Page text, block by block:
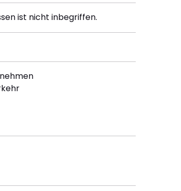
ist nicht inbegriffen.